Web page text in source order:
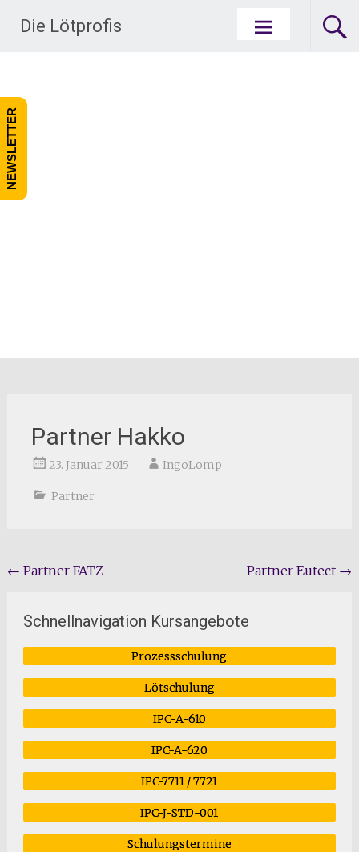
Die Lötprofis
Partner Hakko
23. Januar 2015 IngoLomp
Partner
Beitragsnavigation
← Partner FATZ Partner Eutect →
Schnellnavigation Kursangebote
Prozessschulung
Lötschulung
IPC-A-610
IPC-A-620
IPC-7711 / 7721
IPC-J-STD-001
Schulungstermine
NEWSLETTER